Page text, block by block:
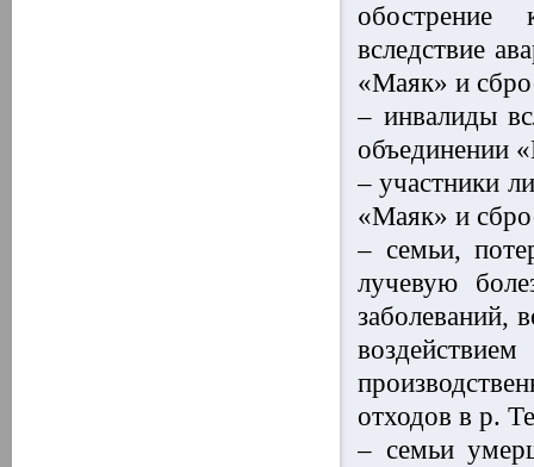
обострение
вследствие
«Маяк» и
– инвалиды
объединении
– участники
«Маяк» и
– семьи,
лучевую
заболеваний,
отходов в р.
– семьи